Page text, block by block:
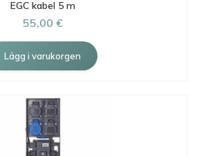
EGC kabel 5 m
55,00 €